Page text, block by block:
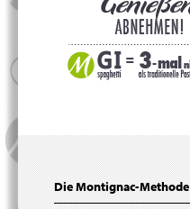
Die Montignac-Methode